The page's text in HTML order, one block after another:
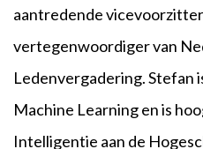
aantredende
vertegenwoordiger van
Ledenvergadering. Stefan
Machine Learning en is
Intelligentie aan de